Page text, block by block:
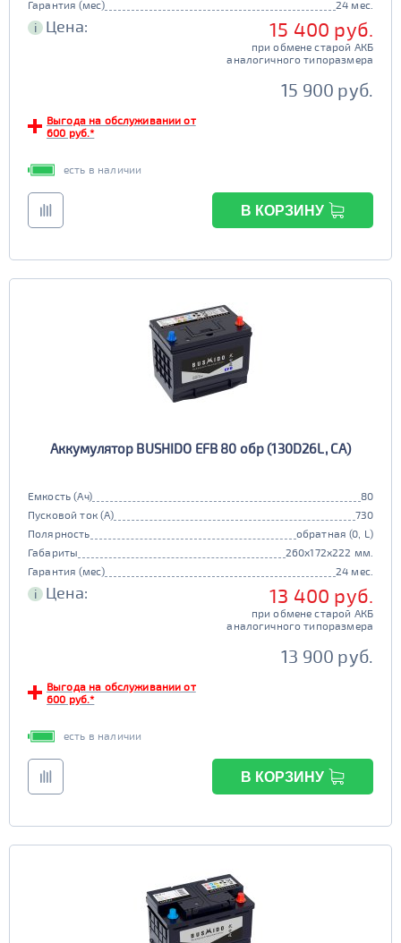
Гарантия (мес) 24 мес.
i Цена: 15 400 руб.
при обмене старой АКБ
аналогичного типоразмера
15 900 руб.
Выгода на обслуживании от
600 руб.*
есть в наличии
В КОРЗИНУ
Аккумулятор BUSHIDO EFB 80 обр (130D26L, CA)
Емкость (Ач)
80
Пусковой ток (А)
730
Полярность
обратная (0, L)
Габариты
260x172x222 мм.
Гарантия (мес)
24 мес.
i Цена: 13 400 руб.
при обмене старой АКБ
аналогичного типоразмера
13 900 руб.
Выгода на обслуживании от
600 руб.*
есть в наличии
В КОРЗИНУ